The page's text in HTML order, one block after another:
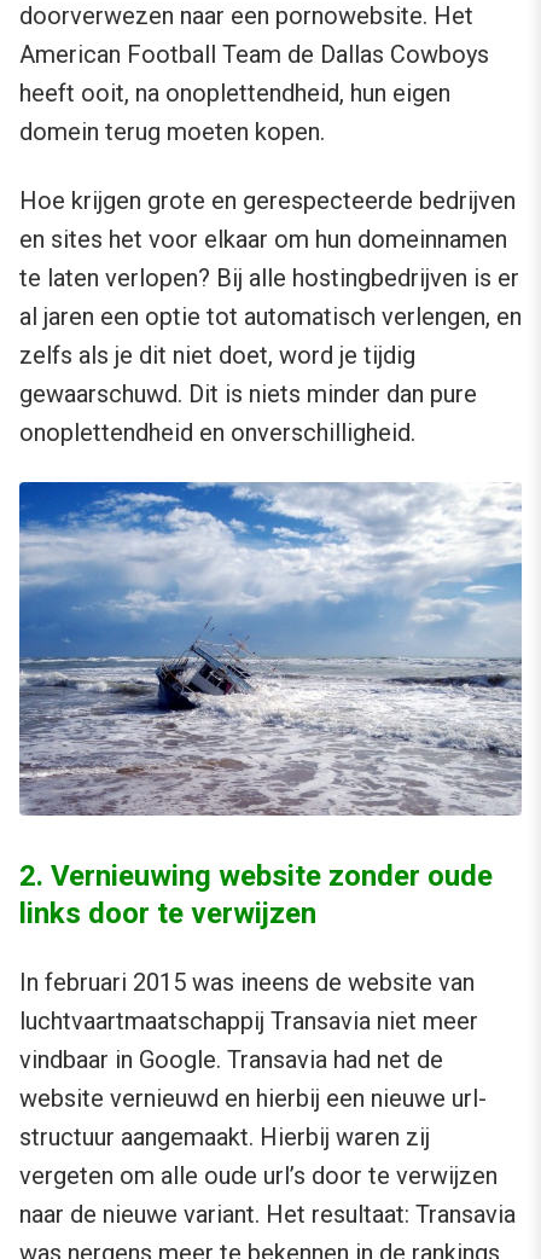
doorverwezen naar een pornowebsite. Het
American Football Team de Dallas Cowboys
heeft ooit, na onoplettendheid, hun eigen
domein terug moeten kopen.
Hoe krijgen grote en gerespecteerde bedrijven
en sites het voor elkaar om hun domeinnamen
te laten verlopen? Bij alle hostingbedrijven is er
al jaren een optie tot automatisch verlengen, en
zelfs als je dit niet doet, word je tijdig
gewaarschuwd. Dit is niets minder dan pure
onoplettendheid en onverschilligheid.
2. Vernieuwing website zonder oude
links door te verwijzen
In februari 2015 was ineens de website van
luchtvaartmaatschappij Transavia niet meer
vindbaar in Google. Transavia had net de
website vernieuwd en hierbij een nieuwe url-
structuur aangemaakt. Hierbij waren zij
vergeten om alle oude url’s door te verwijzen
naar de nieuwe variant. Het resultaat: Transavia
was nergens meer te bekennen in de rankings